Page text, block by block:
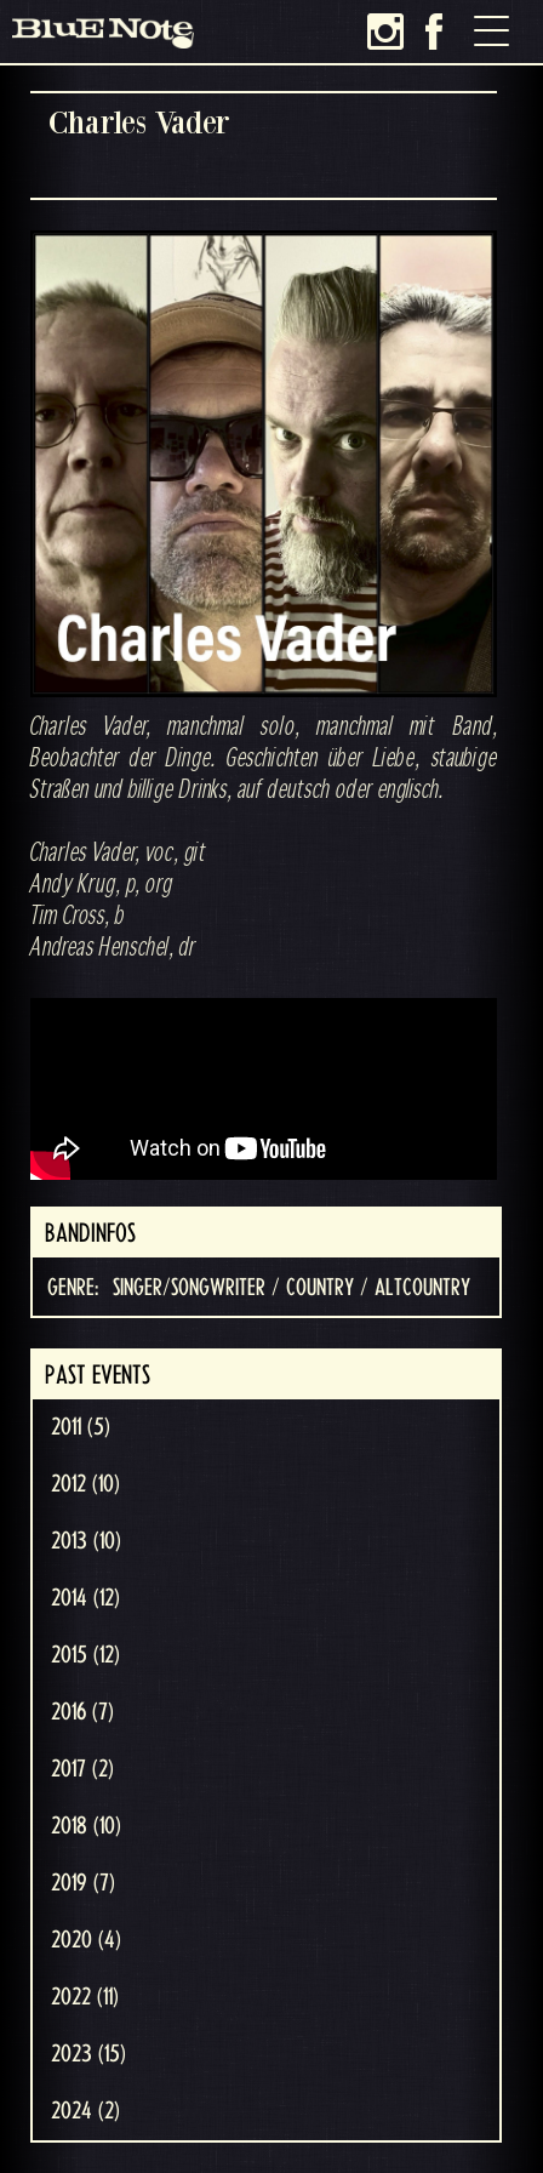
Charles Vader
Charles Vader, manchmal solo, manchmal mit Band,
Beobachter der Dinge. Geschichten über Liebe, staubige
Straßen und billige Drinks, auf deutsch oder englisch.
Charles Vader, voc, git
Andy Krug, p, org
Tim Cross, b
Andreas Henschel, dr
BANDINFOS
GENRE: SINGER/SONGWRITER / COUNTRY / ALTCOUNTRY
PAST EVENTS
2011 (5)
2012 (10)
2013 (10)
2014 (12)
2015 (12)
2016 (7)
2017 (2)
2018 (10)
2019 (7)
2020 (4)
2022 (11)
2023 (15)
2024 (2)